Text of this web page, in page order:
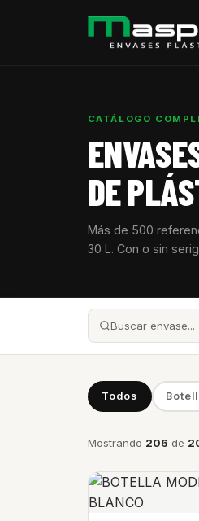
CATÁLOGO
DE
Más de 500
30 L. Con o sin
Todos
Mostrando 206 de